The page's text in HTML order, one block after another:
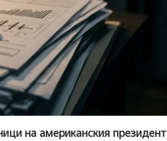
на американския президент